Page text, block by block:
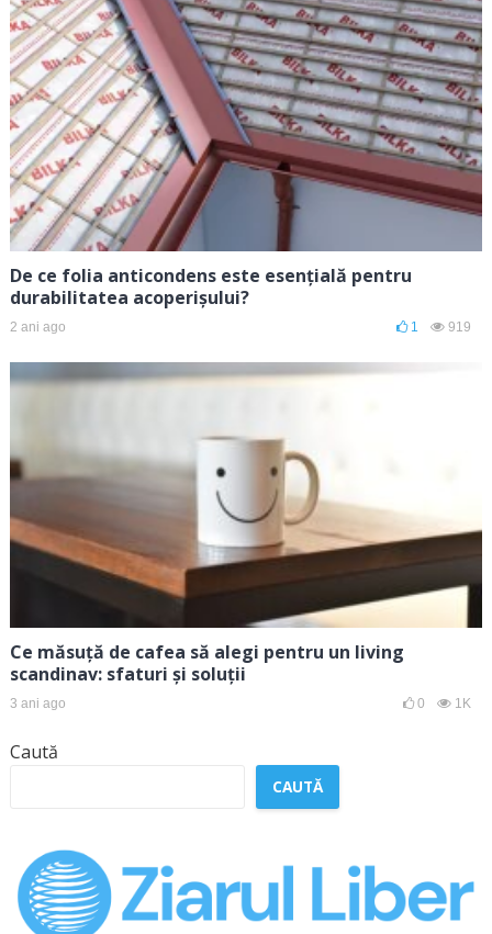
De ce folia anticondens este esențială pentru
durabilitatea acoperișului?
2 ani ago 1 919
Ce măsuță de cafea să alegi pentru un living
scandinav: sfaturi și soluții
3 ani ago 0 1K
Caută
CAUTĂ